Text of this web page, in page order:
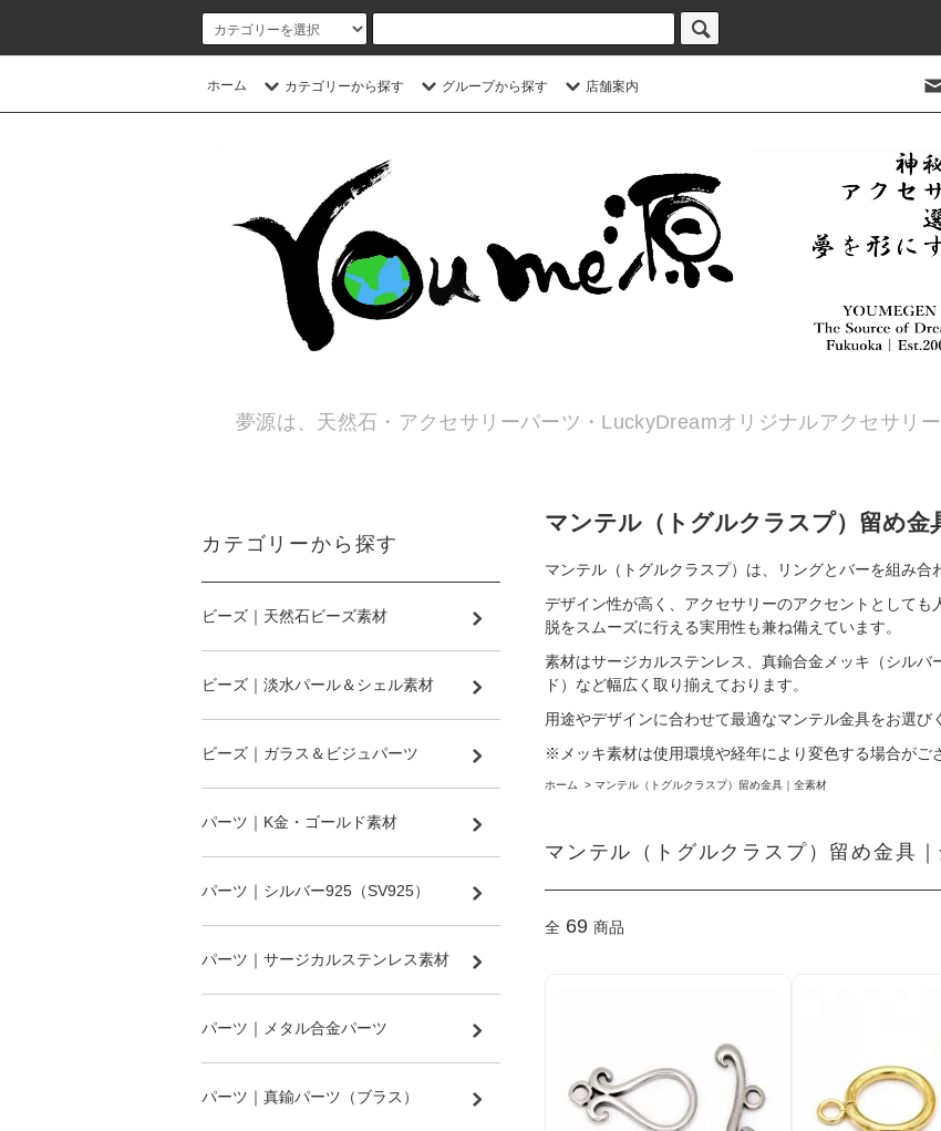
ホーム カテゴリーから探す グループから探す 店舗案内
夢源は、天然石・アクセサリーパーツ・LuckyDreamオリジナルアクセサリ
マンテル（トグルクラスプ）留め金
マンテル（トグルクラスプ）は、リングとバーを組み合
デザイン性が高く、アクセサリーのアクセントとして
脱をスムーズに行える実用性も兼ね備えています。
素材はサージカルステンレス、真鍮合金メッキ（シル
ド）など幅広く取り揃えております。
用途やデザインに合わせて最適なマンテル金具をお選び
※メッキ素材は使用環境や経年により変色する場合がご
ホーム > マンテル（トグルクラスプ）留め金具｜全素材
マンテル（トグルクラスプ）留め金具
全 69 商品
カテゴリーから探す
ビーズ｜天然石ビーズ素材
ビーズ｜淡水パール＆シェル素材
ビーズ｜ガラス＆ビジュパーツ
パーツ｜K金・ゴールド素材
パーツ｜シルバー925（SV925）
パーツ｜サージカルステンレス素材
パーツ｜メタル合金パーツ
パーツ｜真鍮パーツ（ブラス）